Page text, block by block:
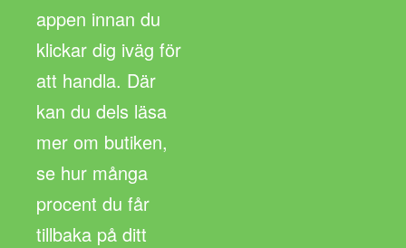
appen innan du
klickar dig iväg för
att handla. Där
kan du dels läsa
mer om butiken,
se hur många
procent du får
tillbaka på ditt